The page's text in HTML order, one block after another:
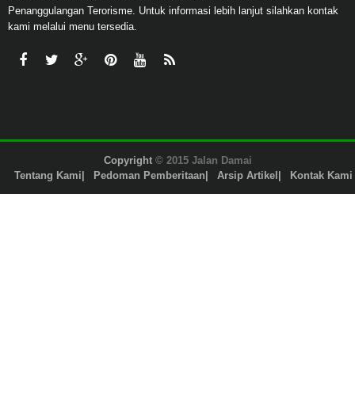
Penanggulangan Terorisme. Untuk informasi lebih lanjut silahkan kontak
kami melalui menu tersedia.
Copyright© 2015 Jalan Damai
Tentang Kami
Pedoman Pemberitaan Arsip Artikel Kontak Kami